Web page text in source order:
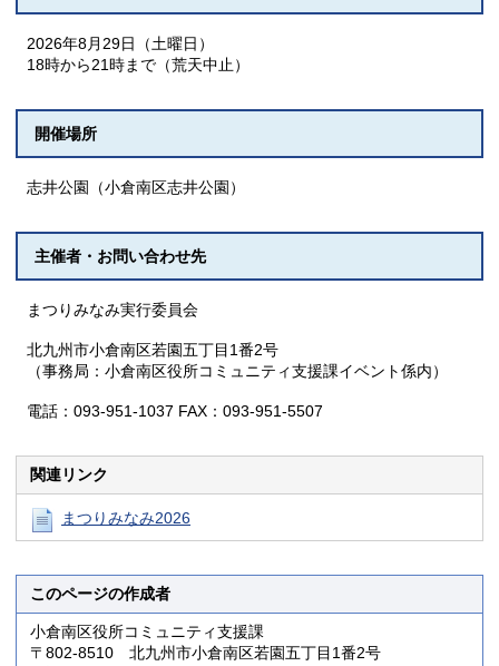
2026年8月29日（土曜日）
18時から21時まで（荒天中止）
開催場所
志井公園（小倉南区志井公園）
主催者・お問い合わせ先
まつりみなみ実行委員会
北九州市小倉南区若園五丁目1番2号
（事務局：小倉南区役所コミュニティ支援課イベント係内）
電話：093-951-1037 FAX：093-951-5507
関連リンク
まつりみなみ2026
このページの作成者
小倉南区役所コミュニティ支援課
〒802-8510 北九州市小倉南区若園五丁目1番2号